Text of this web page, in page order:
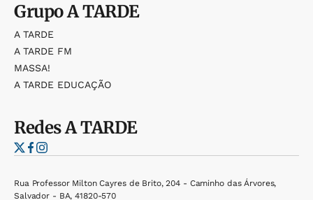
GrupoA TARDE
A TARDE
A TARDE FM
MASSA!
A TARDE EDUCAÇÃO
RedesA TARDE
Rua Professor Milton Cayres de Brito, 204 - Caminho das Árvores,
Salvador - BA, 41820-570